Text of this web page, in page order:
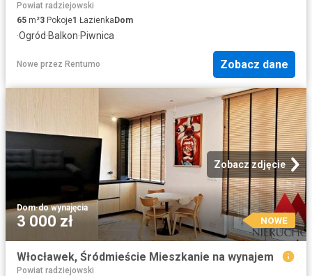
Powiat radziejowski
65 m²3 Pokoje1 Łazienka Dom
·Ogród·Balkon·Piwnica
Nowe przez Rentumo Zobacz dane
Zobacz zdjęcie
Dom·do wynajęcia
3 000 zł NOWE
Włocławek, Śródmieście Mieszkanie na wynajem
Powiat radziejowski